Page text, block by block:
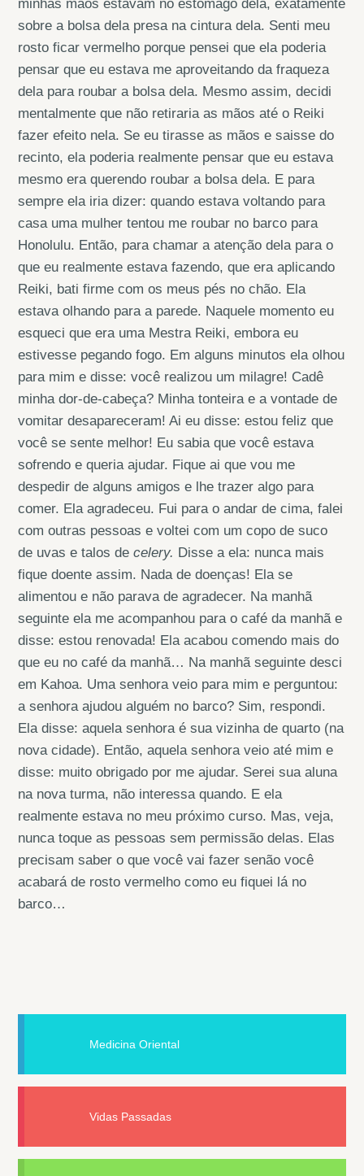
minhas mãos estavam no estômago dela, exatamente
sobre a bolsa dela presa na cintura dela. Senti meu
rosto ficar vermelho porque pensei que ela poderia
pensar que eu estava me aproveitando da fraqueza
dela para roubar a bolsa dela. Mesmo assim, decidi
mentalmente que não retiraria as mãos até o Reiki
fazer efeito nela. Se eu tirasse as mãos e saisse do
recinto, ela poderia realmente pensar que eu estava
mesmo era querendo roubar a bolsa dela. E para
sempre ela iria dizer: quando estava voltando para
casa uma mulher tentou me roubar no barco para
Honolulu. Então, para chamar a atenção dela para o
que eu realmente estava fazendo, que era aplicando
Reiki, bati firme com os meus pés no chão. Ela
estava olhando para a parede. Naquele momento eu
esqueci que era uma Mestra Reiki, embora eu
estivesse pegando fogo. Em alguns minutos ela olhou
para mim e disse: você realizou um milagre! Cadê
minha dor-de-cabeça? Minha tonteira e a vontade de
vomitar desapareceram! Ai eu disse: estou feliz que
você se sente melhor! Eu sabia que você estava
sofrendo e queria ajudar. Fique ai que vou me
despedir de alguns amigos e lhe trazer algo para
comer. Ela agradeceu. Fui para o andar de cima, falei
com outras pessoas e voltei com um copo de suco
de uvas e talos decelery. Disse a ela: nunca mais
fique doente assim. Nada de doenças! Ela se
alimentou e não parava de agradecer. Na manhã
seguinte ela me acompanhou para o café da manhã e
disse: estou renovada! Ela acabou comendo mais do
que eu no café da manhã… Na manhã seguinte desci
em Kahoa. Uma senhora veio para mim e perguntou:
a senhora ajudou alguém no barco? Sim, respondi.
Ela disse: aquela senhora é sua vizinha de quarto (na
nova cidade). Então, aquela senhora veio até mim e
disse: muito obrigado por me ajudar. Serei sua aluna
na nova turma, não interessa quando. E ela
realmente estava no meu próximo curso. Mas, veja,
nunca toque as pessoas sem permissão delas. Elas
precisam saber o que você vai fazer senão você
acabará de rosto vermelho como eu fiquei lá no
barco…
Medicina Oriental
Vidas Passadas